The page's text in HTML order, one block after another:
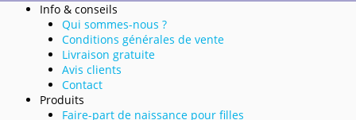
Info & conseils
Qui sommes-nous ?
Conditions générales de vente
Livraison gratuite
Avis clients
Contact
Produits
Faire-part de naissance pour filles